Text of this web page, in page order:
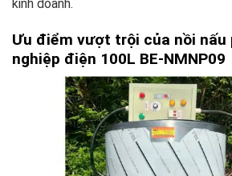
kinh doanh.
Ưu điểm vượt trội của nồi nấu
nghiệp điện 100L BE-NMNP09